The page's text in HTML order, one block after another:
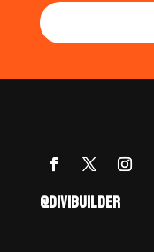
@DIVIBUILDER